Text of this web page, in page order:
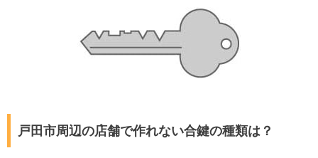
戸田市周辺の店舗で作れない合鍵の種類は？